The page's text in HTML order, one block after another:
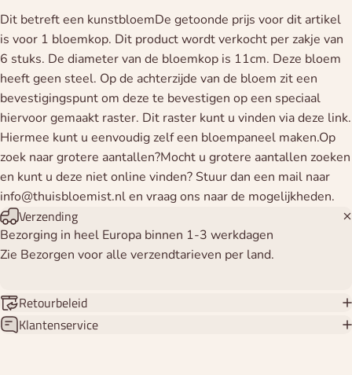
Dit betreft een kunstbloemDe getoonde prijs voor dit artikel
is voor 1 bloemkop. Dit product wordt verkocht per zakje van
6 stuks. De diameter van de bloemkop is 11cm. Deze bloem
heeft geen steel. Op de achterzijde van de bloem zit een
bevestigingspunt om deze te bevestigen op een speciaal
hiervoor gemaakt raster. Dit raster kunt u vinden via deze link.
Hiermee kunt u eenvoudig zelf een bloempaneel maken.Op
zoek naar grotere aantallen?Mocht u grotere aantallen zoeken
en kunt u deze niet online vinden? Stuur dan een mail naar
info@thuisbloemist.nl en vraag ons naar de mogelijkheden.
Verzending
Bezorging in heel Europa binnen 1-3 werkdagen
Zie Bezorgen voor alle verzendtarieven per land.
Retourbeleid
Klantenservice